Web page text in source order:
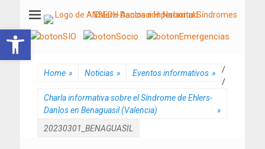
ANSEDH
Asociación Nacional del Síndrome de Ehlers-Danlos e Hiperlaxitud
Home » Noticias » /
Eventos informativos »
/
Charla informativa sobre el Síndrome de Ehlers-
Danlos en Benaguasil (Valencia)
»
20230301_BENAGUASIL
Abrir barra de herramientas